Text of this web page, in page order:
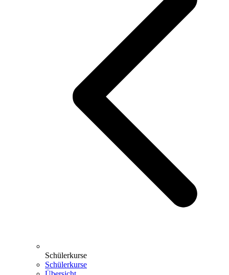
Schülerkurse
Schülerkurse